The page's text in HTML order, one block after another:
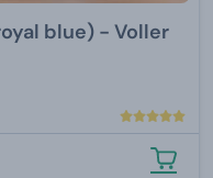
blue) - Voller